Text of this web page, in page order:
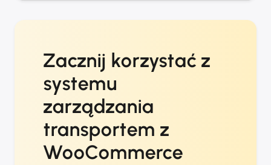
Zacznij korzystać z
systemu
zarządzania
transportem z
WooCommerce